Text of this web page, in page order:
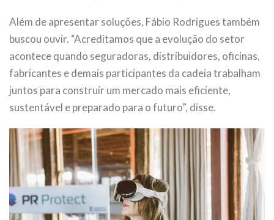
Além de apresentar soluções, Fábio Rodrigues também
buscou ouvir. “Acreditamos que a evolução do setor
acontece quando seguradoras, distribuidores, oficinas,
fabricantes e demais participantes da cadeia trabalham
juntos para construir um mercado mais eficiente,
sustentável e preparado para o futuro”, disse.